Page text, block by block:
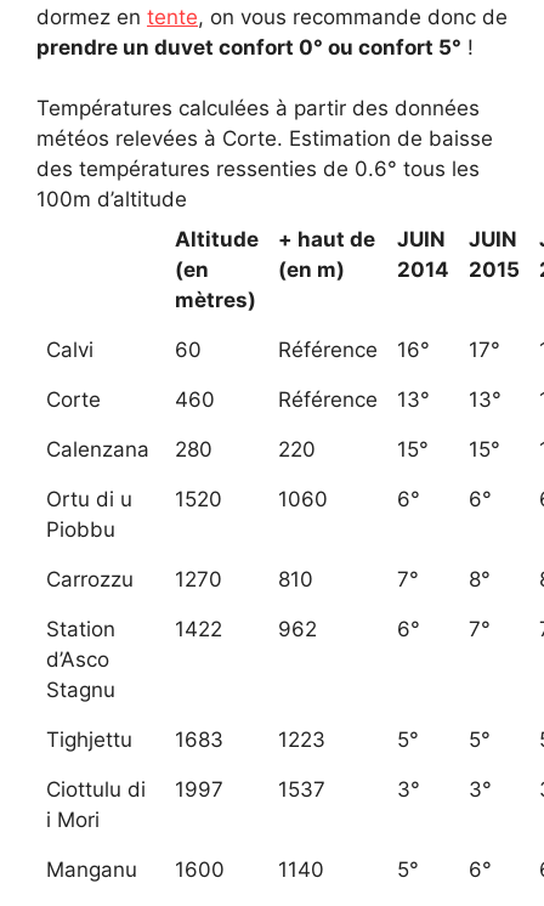
dormez en tente, on vous recommande donc de
prendre un duvet confort 0° ou confort 5° !
Températures calculées à partir des données
météos relevées à Corte. Estimation de baisse
des températures ressenties de 0.6° tous les
100m d’altitude
Altitude
(en
mètres)
+ haut de
(en m)
JUIN
2014
JUIN
2015
Calvi 60 Référence 16° 17°
Corte 460 Référence 13° 13°
Calenzana 280 220 15° 15°
Ortu di u
Piobbu
1520 1060 6° 6°
Carrozzu 1270 810 7° 8°
Station
d’Asco
Stagnu
1422 962 6° 7°
Tighjettu 1683 1223 5° 5°
Ciottulu di
i Mori
1997 1537 3° 3°
Manganu 1600 1140 5° 6°